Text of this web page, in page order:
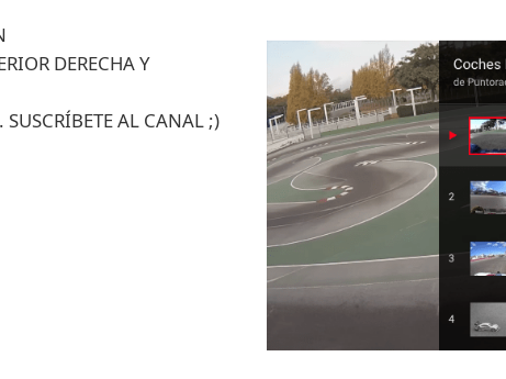
DERECHA Y
AL CANAL ;)